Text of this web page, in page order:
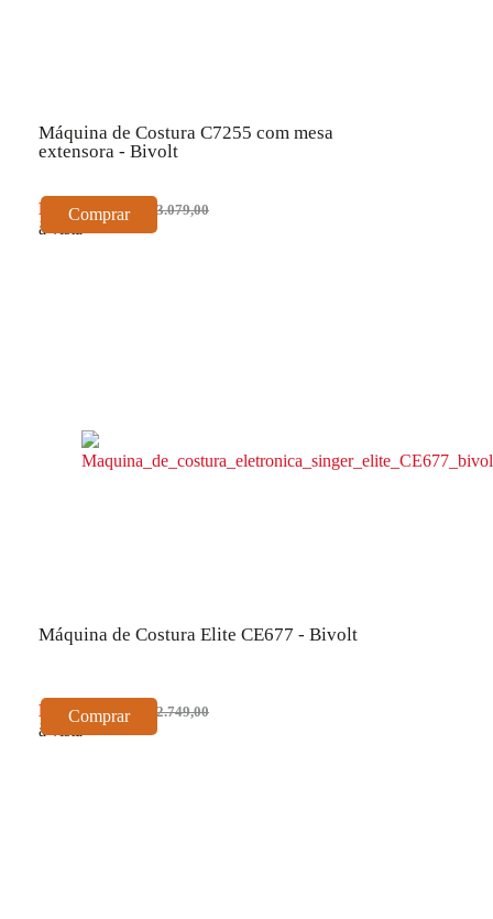
Máquina de Costura C7255 com mesa
extensora - Bivolt
R$ 2.771,10 R$ 3.079,00
à vista
Comprar
Máquina de Costura Elite CE677 - Bivolt
R$ 2.474,10 R$ 2.749,00
à vista
Comprar